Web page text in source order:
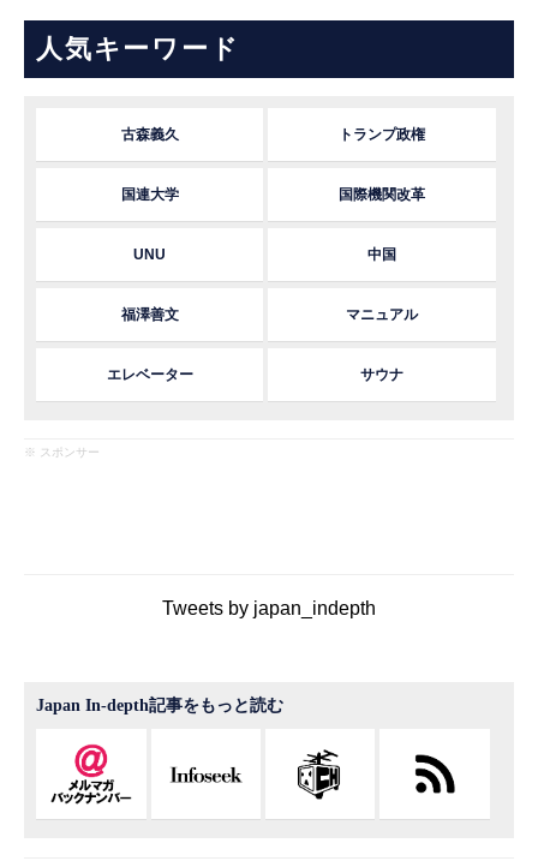
人気キーワード
古森義久 トランプ政権
国連大学 国際機関改革
UNU 中国
福澤善文 マニュアル
エレベーター サウナ
※ スポンサー
Tweets by japan_indepth
Japan In-depth記事をもっと読む